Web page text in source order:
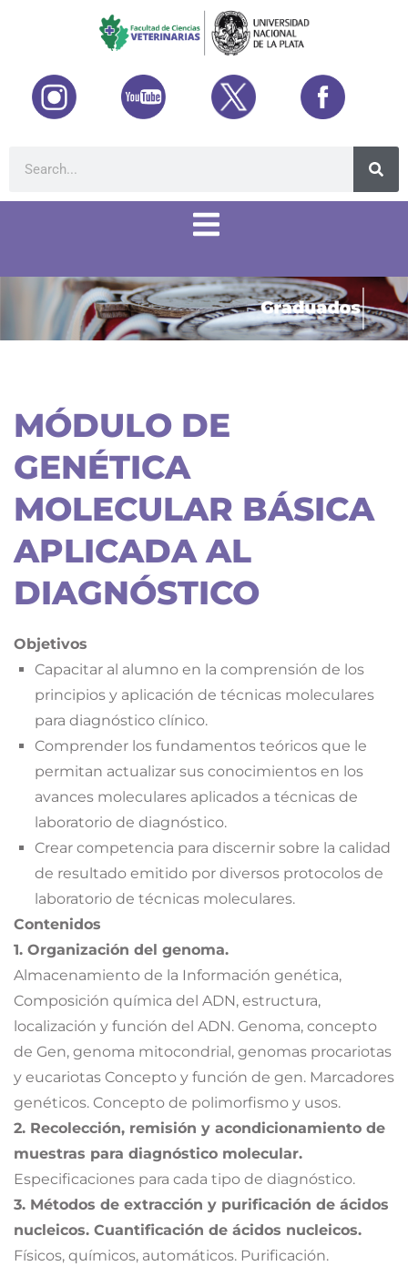
MÓDULO DE
GENÉTICA
MOLECULAR BÁSICA
APLICADA AL
DIAGNÓSTICO
Objetivos
Capacitar al alumno en la comprensión de los
principios y aplicación de técnicas moleculares
para diagnóstico clínico.
Comprender los fundamentos teóricos que le
permitan actualizar sus conocimientos en los
avances moleculares aplicados a técnicas de
laboratorio de diagnóstico.
Crear competencia para discernir sobre la calidad
de resultado emitido por diversos protocolos de
laboratorio de técnicas moleculares.
Contenidos
1. Organización del genoma.
Almacenamiento de la Información genética,
Composición química del ADN, estructura,
localización y función del ADN. Genoma, concepto
de Gen, genoma mitocondrial, genomas procariotas
y eucariotas Concepto y función de gen. Marcadores
genéticos. Concepto de polimorfismo y usos.
2. Recolección, remisión y acondicionamiento de
muestras para diagnóstico molecular.
Especificaciones para cada tipo de diagnóstico.
3. Métodos de extracción y purificación de ácidos
nucleicos. Cuantificación de ácidos nucleicos.
Físicos, químicos, automáticos. Purificación.